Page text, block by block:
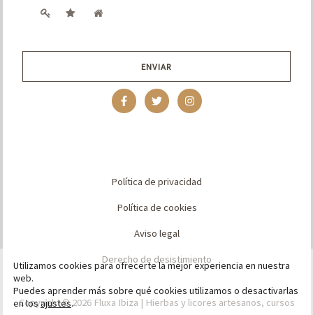
ENVIAR
Política de privacidad
Política de cookies
Aviso legal
Derecho de desistimiento
Copyright © 2026 Fluxa Ibiza | Hierbas y licores artesanos, cursos
Utilizamos cookies para ofrecerte la mejor experiencia en nuestra
web.
Puedes aprender más sobre qué cookies utilizamos o desactivarlas
en losajustes.